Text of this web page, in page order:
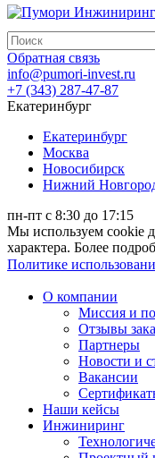
Обратная связь
info@pumori-invest.ru
+7 (343) 287-47-87
Екатеринбург
Екатеринбург
Москва
Новосибирск
Нижний
пн-пт с 8:30 до 17:15
Мы используем cookie
характера. Более
Политике
О компании
Миссия и
Отзывы
Партнеры
Новости и
Вакансии
Наши кейсы
Инжиниринг